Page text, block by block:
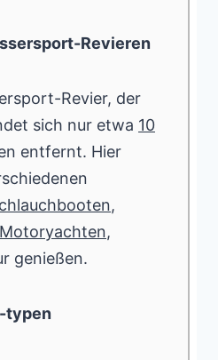
Revieren
Revier, der
sich nur etwa 10
entfernt. Hier
,
Motoryachten,
genießen.
typen